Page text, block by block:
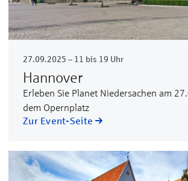
27.09.2025 – 11 bis 19 Uhr
Hannover
Erleben Sie Planet Niedersachen am
dem Opernplatz
Zur Event-Seite